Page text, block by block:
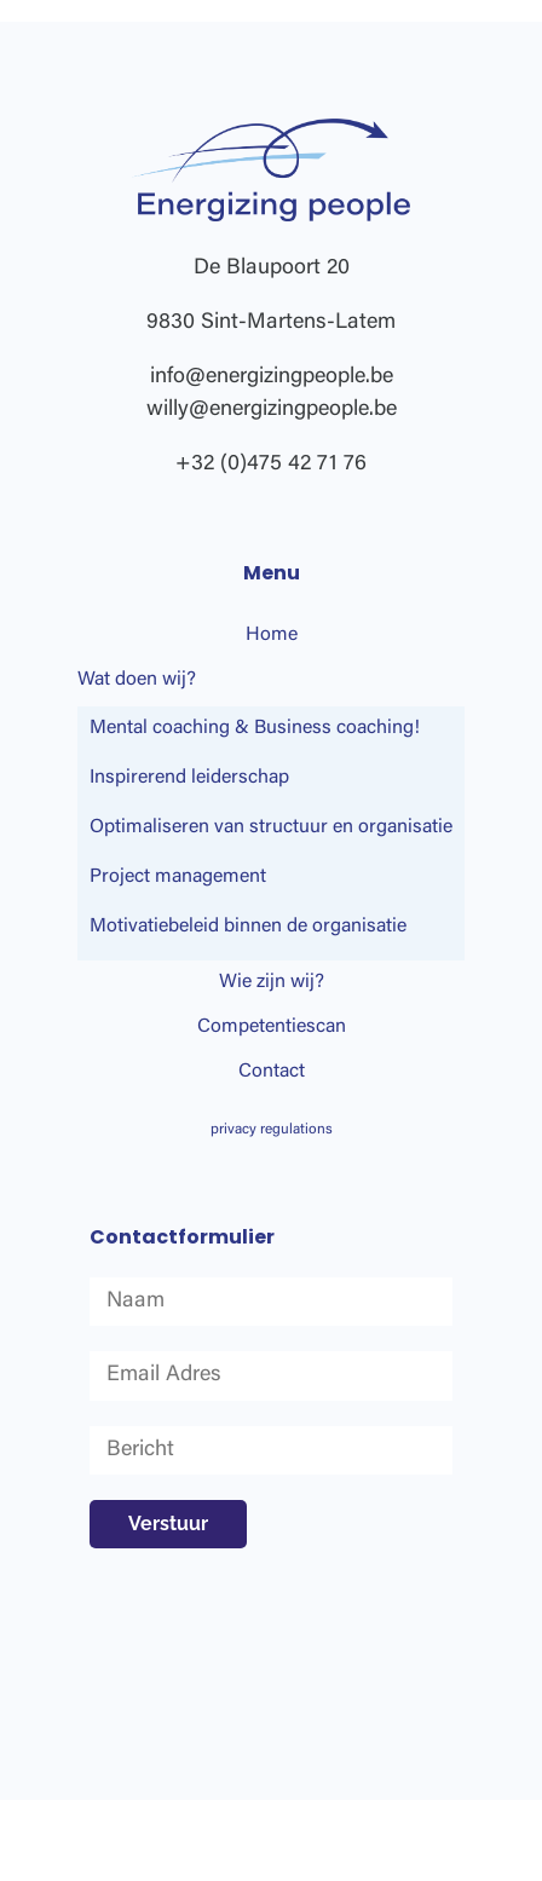
De Blaupoort 20
9830 Sint-Martens-Latem
info@energizingpeople.be
willy@energizingpeople.be
+32 (0)475 42 71 76
Menu
Home
Wat doen wij?
Mental coaching & Business coaching!
Inspirerend leiderschap
Optimaliseren van structuur en organisatie
Project management
Motivatiebeleid binnen de organisatie
Wie zijn wij?
Competentiescan
Contact
privacy regulations
Contactformulier
Verstuur